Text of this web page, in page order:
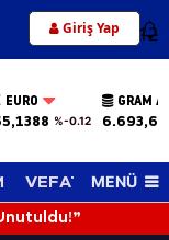
Giriş Yap 12
EURO
%-0.12
GRAM
6.693,66
VEFAT EDENLER
MENÜ